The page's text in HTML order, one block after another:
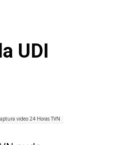
UDI
video 24 Horas TVN